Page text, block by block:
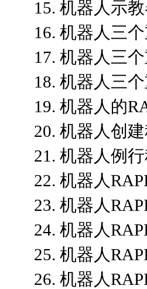
15. 机器人示
16. 机器人三
17. 机器人三
18. 机器人三
19. 机器人的
20. 机器人创
21. 机器人例
22. 机器人
23. 机器人
24. 机器人
25. 机器人
26. 机器人